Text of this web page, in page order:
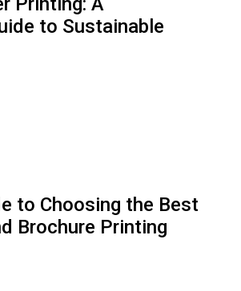
to Sustainable
to Choosing the Best
Brochure Printing